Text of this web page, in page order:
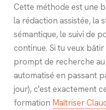
Cette méthode est une
la rédaction assistée, la
sémantique, le suivi de
continue. Si tu veux
prompt de recherche
automatisé en passant
jour), c'est exactement
formation Maîtriser